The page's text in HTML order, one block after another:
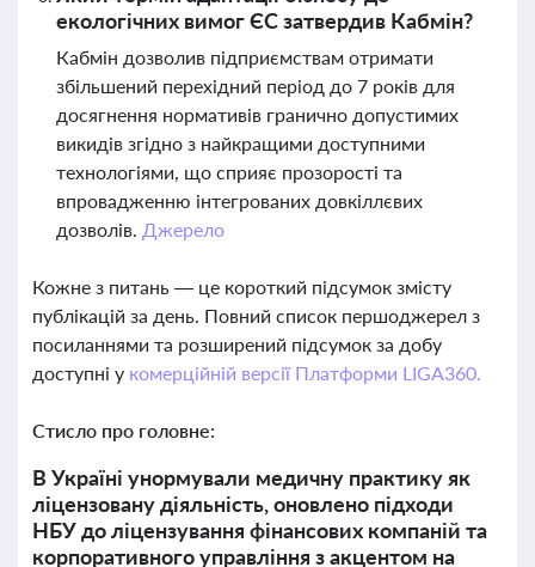
екологічних вимог ЄС затвердив Кабмін?
Кабмін дозволив підприємствам отримати
збільшений перехідний період до 7 років для
досягнення нормативів гранично допустимих
викидів згідно з найкращими доступними
технологіями, що сприяє прозорості та
впровадженню інтегрованих довкіллєвих
дозволів. Джерело
Кожне з питань — це короткий підсумок змісту
публікацій за день. Повний список першоджерел з
посиланнями та розширений підсумок за добу
доступні у комерційній версії Платформи LIGA360.
Стисло про головне:
В Україні унормували медичну практику як
ліцензовану діяльність, оновлено підходи
НБУ до ліцензування фінансових компаній та
корпоративного управління з акцентом на